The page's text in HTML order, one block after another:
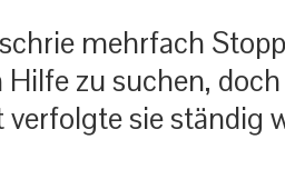
mehrfach
zu suchen,
sie ständig